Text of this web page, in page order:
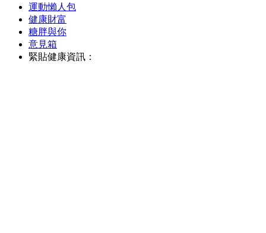
運動懶人包
健康財富
糖胖與你
意見箱
緊貼健康資訊：